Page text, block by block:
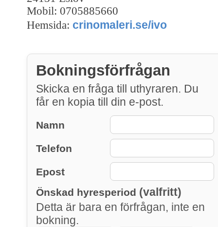
Mobil: 0705885660
Hemsida: crinomaleri.se/ivo
Bokningsförfrågan
Skicka en fråga till uthyraren. Du
får en kopia till din e-post.
Namn
Telefon
Epost
Önskad hyresperiod (valfritt)
Detta är bara en förfrågan, inte en
bokning.